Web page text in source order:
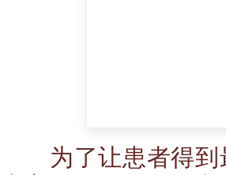
为了让患者得到